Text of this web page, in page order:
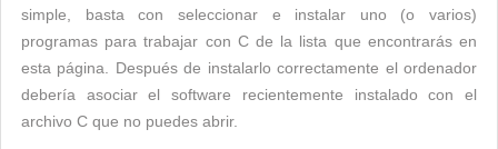
simple, basta con seleccionar e instalar uno (o varios)
programas para trabajar con C de la lista que encontrarás en
esta página. Después de instalarlo correctamente el ordenador
debería asociar el software recientemente instalado con el
archivo C que no puedes abrir.